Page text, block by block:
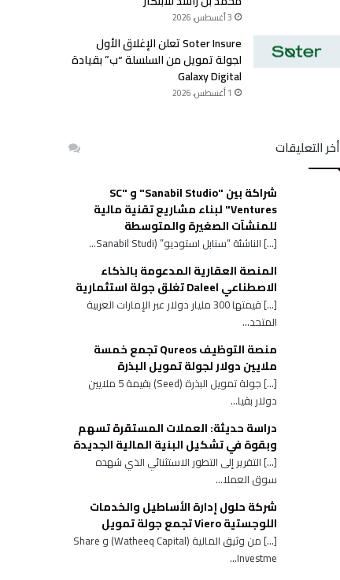
3 أغسطس، 2026
Soter Insure تعلن الإغلاق الأول
لجولة تمويل من السلسلة “ب” بقيادة
Galaxy Digital
1 أغسطس، 2026
أخر التعليقات
شراكة بين "Sanabil Studio" و "SC
Ventures" لبناء مشاريع تقنية مالية
للمنشآت الصغيرة والمتوسطة
[…] الناشئة “سنابل استوديو” (Sanabil Studi...
المنصة العقارية المدعومة بالذكاء
الاصطناعي Daleel تغلق جولة استثمارية
[…] قيمتها 300 مليار دولار عبر الإمارات العربية
المتحد...
منصة التوظيف Qureos تجمع خمسة
ملايين دولار لجولة تمويل البذرة
[…] جولة تمويل البذرة (Seed) بقيمة 5 ملايين
دولار بقيا...
دراسة حديثة: العملات المستقرة تسهم
وبقوة في تشكيل البنية المالية الجديدة
[…] التقرير إلى التطور الاستثنائي الذي شهده
سوق العملا...
شركة حلول إدارة الأساطيل والخدمات
اللوجستية Viero تجمع جولة تمويل
[…] من وثيق المالية (Watheeq Capital) و Share
Investme...